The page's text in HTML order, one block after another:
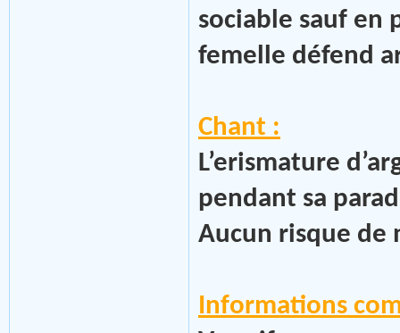
sociable sauf en
femelle défend
Chant :
L’erismature
pendant sa
Aucun risque de
Informations